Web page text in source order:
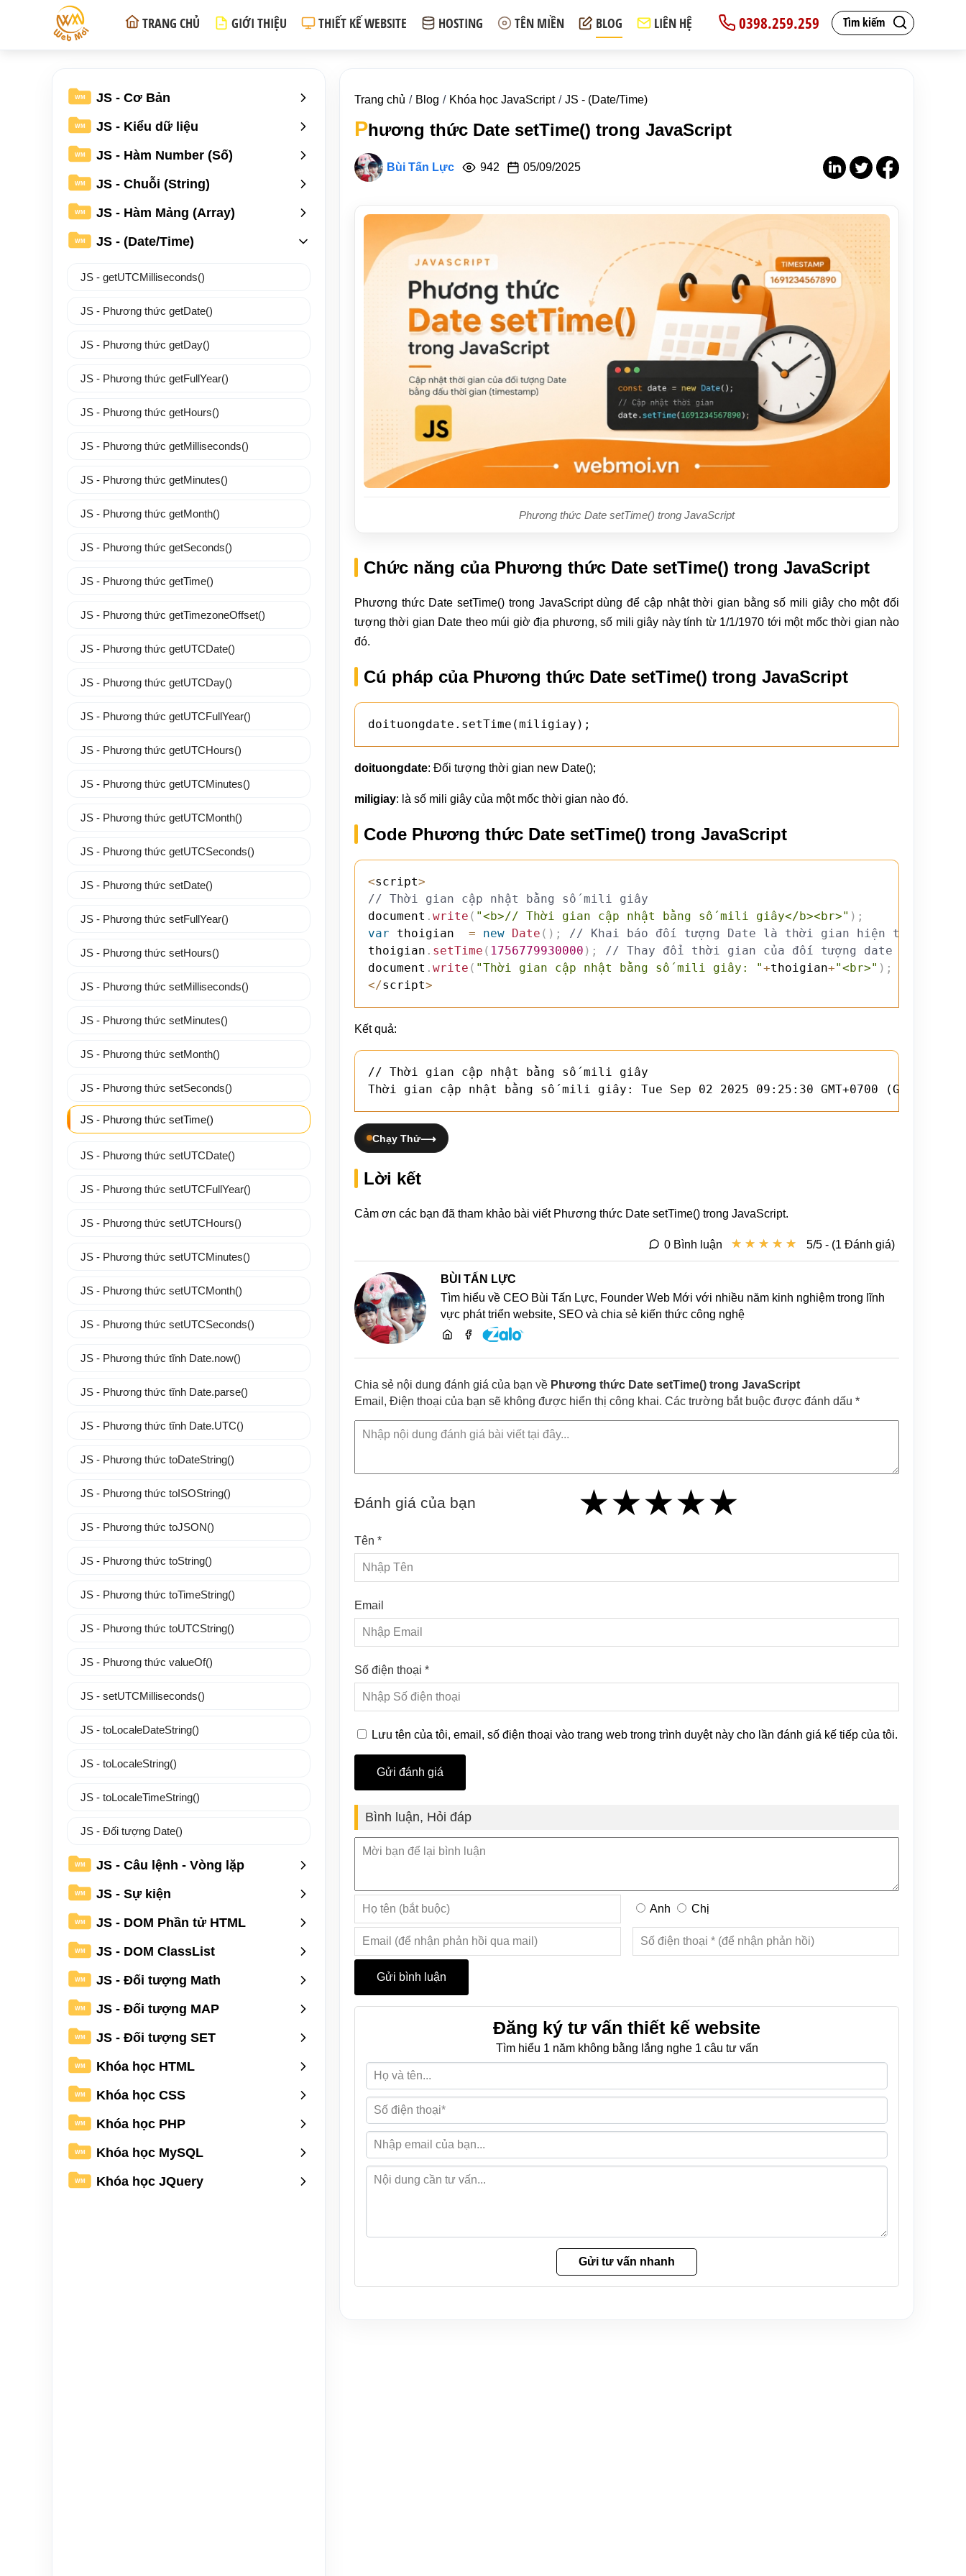
Tìm kiếm
0398.259.259
TRANG CHỦ GIỚI THIỆU THIẾT KẾ WEBSITE HOSTING TÊN MIỀN BLOG LIÊN HỆ
Trang chủ Blog Khóa học JavaScript JS - (Date/Time)
Phương thức Date setTime() trong JavaScript
Bùi Tấn Lực 942 05/09/2025
Phương thức Date setTime() trong JavaScript
Chức năng của Phương thức Date setTime() trong JavaScript
Phương thức Date setTime() trong JavaScript dùng để cập nhật thời gian bằng số mili giây cho một đối
tượng thời gian Date theo múi giờ địa phương, số mili giây này tính từ 1/1/1970 tới một mốc thời gian nào
đó.
Cú pháp của Phương thức Date setTime() trong JavaScript
doituongdate.setTime(miligiay);
doituongdate: Đối tượng thời gian new Date();
miligiay: là số mili giây của một mốc thời gian nào đó.
Code Phương thức Date setTime() trong JavaScript
<script>
// Thời gian cập nhật bằng số mili giây
document . write ( "<b>// Thời gian cập nhật bằng số mili giây</b><br>" ) ;
var thoigian = new Date ( ) ;
// Khai báo đối tượng Date là thời gian hiện tại
thoigian . setTime ( 1756779930000 ) ;
// Thay đổi thời gian của đối tượng date là ngày
document . write ( "Thời gian cập nhật bằng số mili giây: "+thoigian+"<br>" ) ;
</script>
Kết quả:
// Thời gian cập nhật bằng số mili giây
Thời gian cập nhật bằng số mili giây: Tue Sep 02 2025 09:25:30 GMT+0700 (Giờ Đông
Chạy Thử
Lời kết
Cảm ơn các bạn đã tham khảo bài viết Phương thức Date setTime() trong JavaScript.
★ ★ ★ ★ ★
★ ★ ★ ★ ★ 5/5 - (1 Đánh giá)
0 Bình luận
BÙI TẤN LỰC
Tìm hiểu về CEO Bùi Tấn Lực, Founder Web Mới với nhiều năm kinh nghiệm trong lĩnh
vực phát triển website, SEO và chia sẻ kiến thức công nghệ
Chia sẻ nội dung đánh giá của bạn về Phương thức Date setTime() trong JavaScript
Email, Điện thoại của bạn sẽ không được hiển thị công khai. Các trường bắt buộc được đánh dấu *
Đánh giá của bạn ★
★★
★★★
★★★★
★★★★★
Tên *
Email
Số điện thoại *
Lưu tên của tôi, email, số điện thoại vào trang web trong trình duyệt này cho lần đánh giá kế tiếp của tôi.
Bình luận, Hỏi đáp
Anh Chị
Đăng ký tư vấn thiết kế website
Tìm hiểu 1 năm không bằng lắng nghe 1 câu tư vấn
WM JS - Cơ Bản
WM JS - Kiểu dữ liệu
WM JS - Hàm Number (Số)
WM JS - Chuỗi (String)
WM JS - Hàm Mảng (Array)
WM JS - (Date/Time)
JS - getUTCMilliseconds()
JS - Phương thức getDate()
JS - Phương thức getDay()
JS - Phương thức getFullYear()
JS - Phương thức getHours()
JS - Phương thức getMilliseconds()
JS - Phương thức getMinutes()
JS - Phương thức getMonth()
JS - Phương thức getSeconds()
JS - Phương thức getTime()
JS - Phương thức getTimezoneOffset()
JS - Phương thức getUTCDate()
JS - Phương thức getUTCDay()
JS - Phương thức getUTCFullYear()
JS - Phương thức getUTCHours()
JS - Phương thức getUTCMinutes()
JS - Phương thức getUTCMonth()
JS - Phương thức getUTCSeconds()
JS - Phương thức setDate()
JS - Phương thức setFullYear()
JS - Phương thức setHours()
JS - Phương thức setMilliseconds()
JS - Phương thức setMinutes()
JS - Phương thức setMonth()
JS - Phương thức setSeconds()
JS - Phương thức setTime()
JS - Phương thức setUTCDate()
JS - Phương thức setUTCFullYear()
JS - Phương thức setUTCHours()
JS - Phương thức setUTCMinutes()
JS - Phương thức setUTCMonth()
JS - Phương thức setUTCSeconds()
JS - Phương thức tĩnh Date.now()
JS - Phương thức tĩnh Date.parse()
JS - Phương thức tĩnh Date.UTC()
JS - Phương thức toDateString()
JS - Phương thức toISOString()
JS - Phương thức toJSON()
JS - Phương thức toString()
JS - Phương thức toTimeString()
JS - Phương thức toUTCString()
JS - Phương thức valueOf()
JS - setUTCMilliseconds()
JS - toLocaleDateString()
JS - toLocaleString()
JS - toLocaleTimeString()
JS - Đối tượng Date()
WM JS - Câu lệnh - Vòng lặp
WM JS - Sự kiện
WM JS - DOM Phần tử HTML
WM JS - DOM ClassList
WM JS - Đối tượng Math
WM JS - Đối tượng MAP
WM JS - Đối tượng SET
WM Khóa học HTML
WM Khóa học CSS
WM Khóa học PHP
WM Khóa học MySQL
WM Khóa học JQuery